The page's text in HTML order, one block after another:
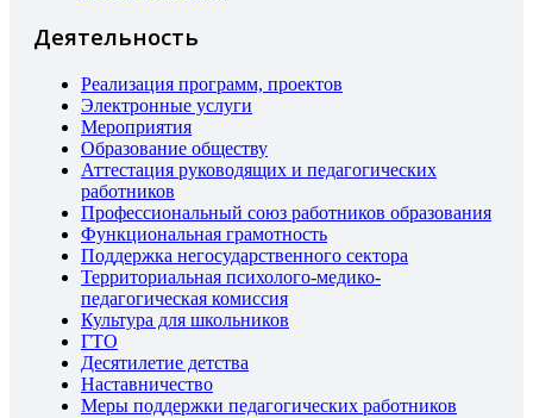
Деятельность
Реализация программ, проектов
Электронные услуги
Мероприятия
Образование обществу
Аттестация руководящих и педагогических
работников
Профессиональный союз работников образования
Функциональная грамотность
Поддержка негосударственного сектора
Территориальная психолого-медико-
педагогическая комиссия
Культура для школьников
ГТО
Десятилетие детства
Наставничество
Меры поддержки педагогических работников